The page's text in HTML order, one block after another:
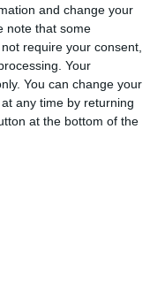
and change your
note that some
require your consent,
Your
You can change your
any time by returning
at the bottom of the